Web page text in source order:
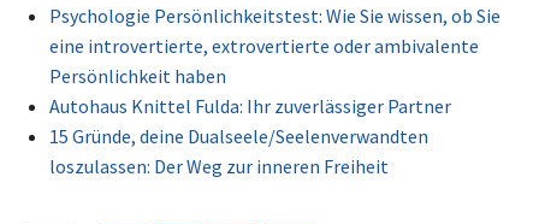
Psychologie Persönlichkeitstest: Wie Sie wissen, ob Sie
eine introvertierte, extrovertierte oder ambivalente
Persönlichkeit haben
Autohaus Knittel Fulda: Ihr zuverlässiger Partner
15 Gründe, deine Dualseele/Seelenverwandten
loszulassen: Der Weg zur inneren Freiheit